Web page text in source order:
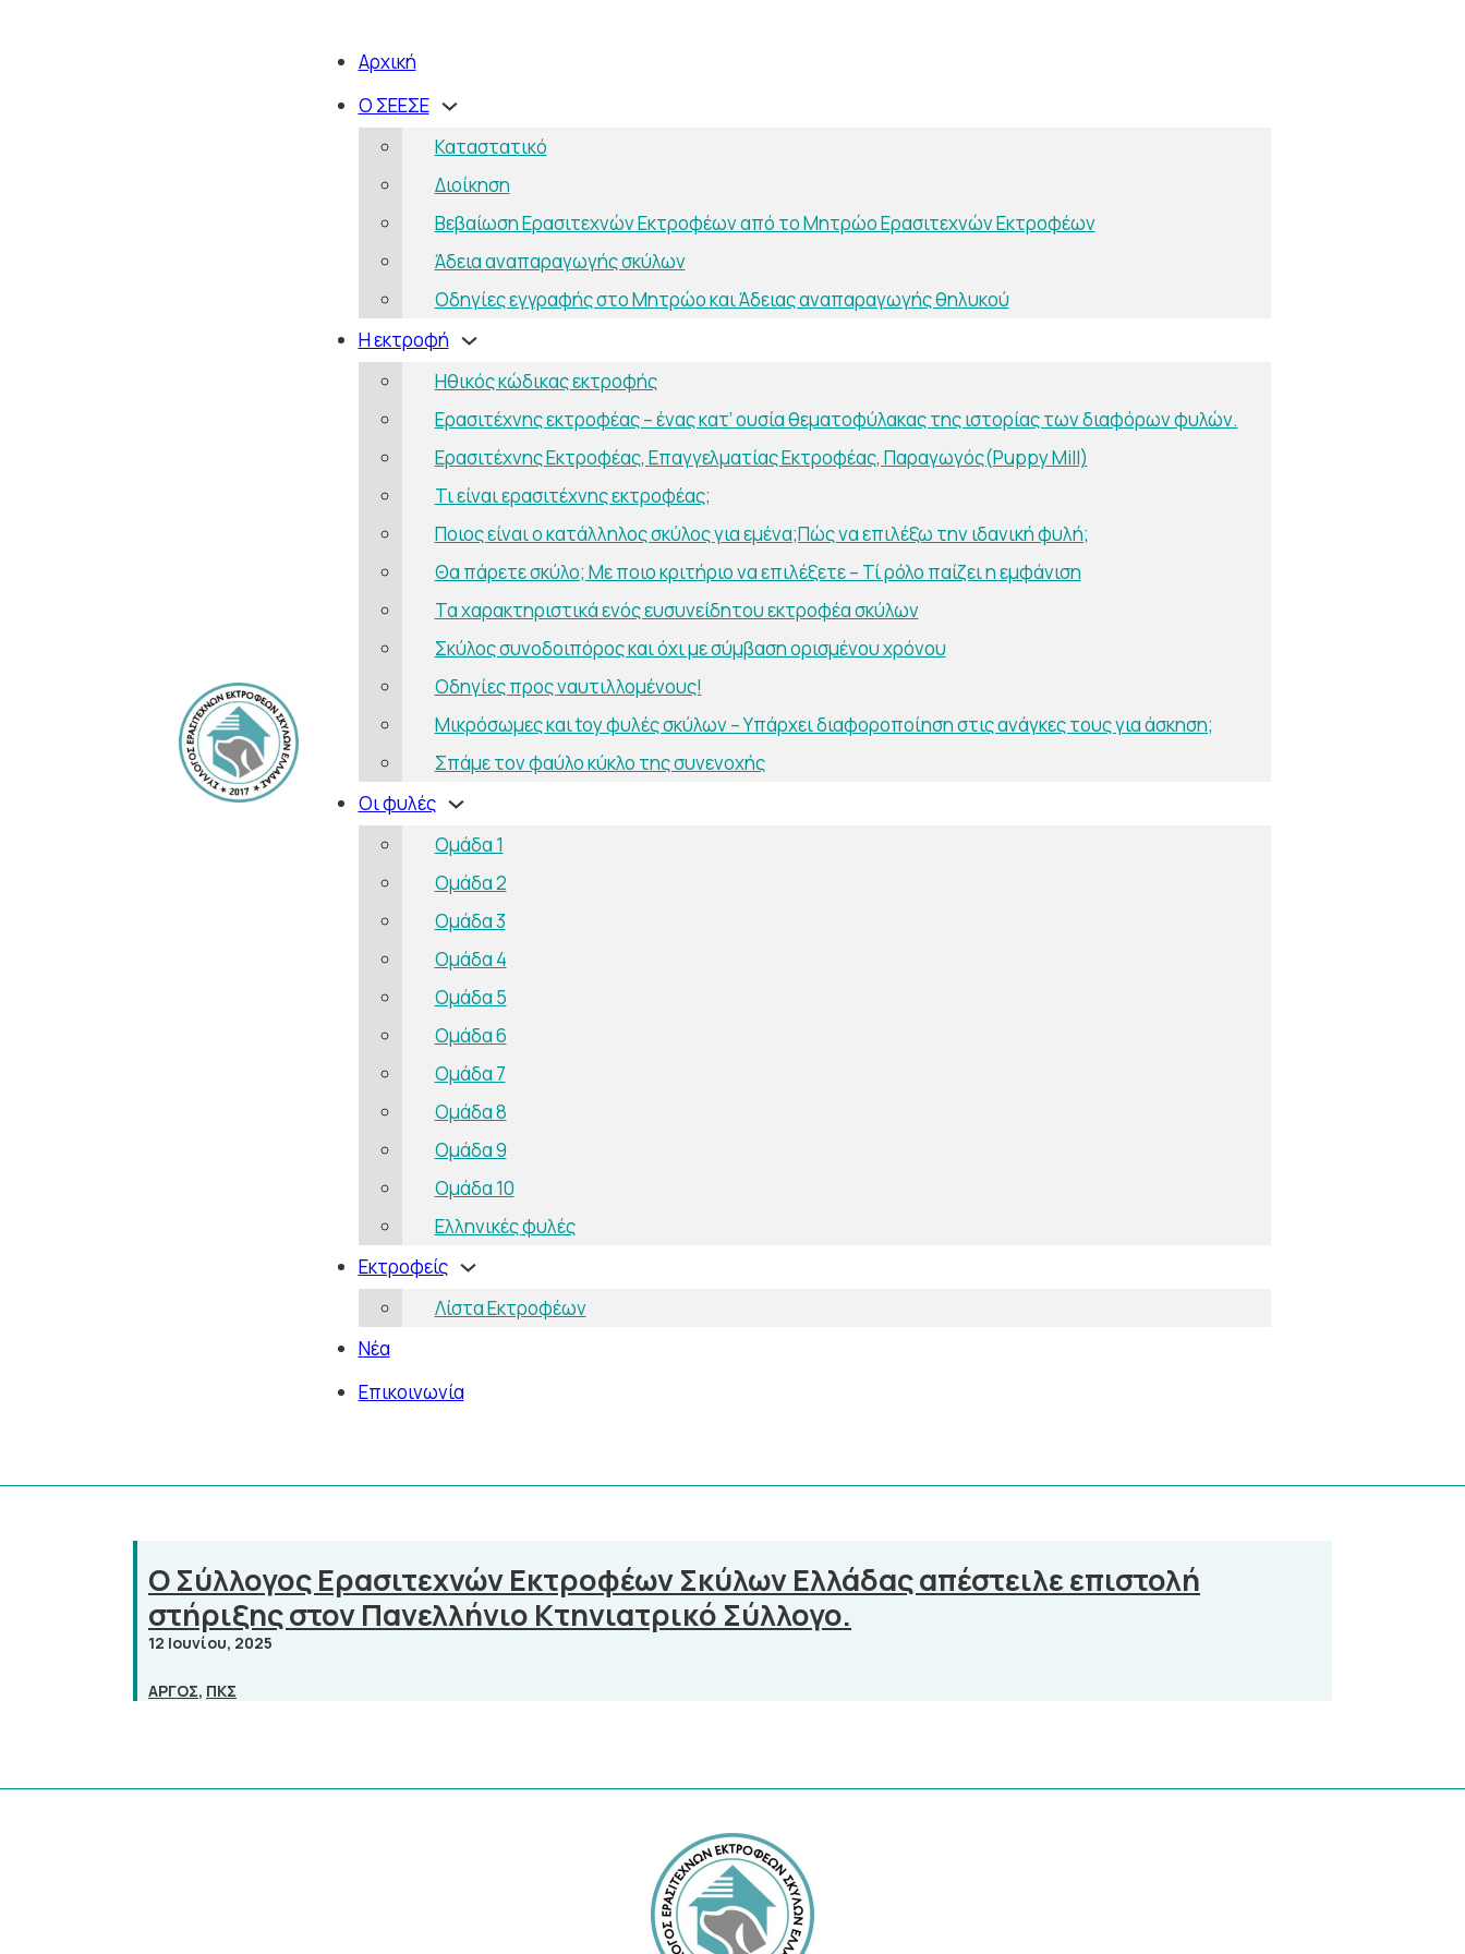
Αρχική
Ο ΣΕΕΣΕ
Καταστατικό
Διοίκηση
Βεβαίωση Ερασιτεχνών Εκτροφέων από το Μητρώο Ερασιτεχνών Εκτροφέων
Άδεια αναπαραγωγής σκύλων
Οδηγίες εγγραφής στο Μητρώο και Άδειας αναπαραγωγής θηλυκού
Η εκτροφή
Ηθικός κώδικας εκτροφής
Ερασιτέχνης εκτροφέας – ένας κατ’ ουσία θεματοφύλακας της ιστορίας των διαφόρων φυλών.
Ερασιτέχνης Eκτροφέας, Επαγγελματίας Εκτροφέας, Παραγωγός(Puppy Mill)
Τι είναι ερασιτέχνης εκτροφέας;
Ποιος είναι ο κατάλληλος σκύλος για εμένα;Πώς να επιλέξω την ιδανική φυλή;
Θα πάρετε σκύλο; Με ποιο κριτήριο να επιλέξετε – Τί ρόλο παίζει η εμφάνιση
Τα χαρακτηριστικά ενός ευσυνείδητου εκτροφέα σκύλων
Σκύλος συνοδοιπόρος και όχι με σύμβαση ορισμένου χρόνου
Οδηγίες προς ναυτιλλομένους!
Μικρόσωμες και toy φυλές σκύλων – Υπάρχει διαφοροποίηση στις ανάγκες τους για άσκηση;
Σπάμε τον φαύλο κύκλο της συνενοχής
Οι φυλές
Ομάδα 1
Ομάδα 2
Ομάδα 3
Ομάδα 4
Ομάδα 5
Ομάδα 6
Ομάδα 7
Ομάδα 8
Ομάδα 9
Ομάδα 10
Ελληνικές φυλές
Εκτροφείς
Λίστα Εκτροφέων
Νέα
Επικοινωνία
Ο Σύλλογος Ερασιτεχνών Εκτροφέων Σκύλων Ελλάδας απέστειλε επιστολή
στήριξης στον Πανελλήνιο Κτηνιατρικό Σύλλογο.
12 Ιουνίου, 2025
ΑΡΓΟΣ, ΠΚΣ